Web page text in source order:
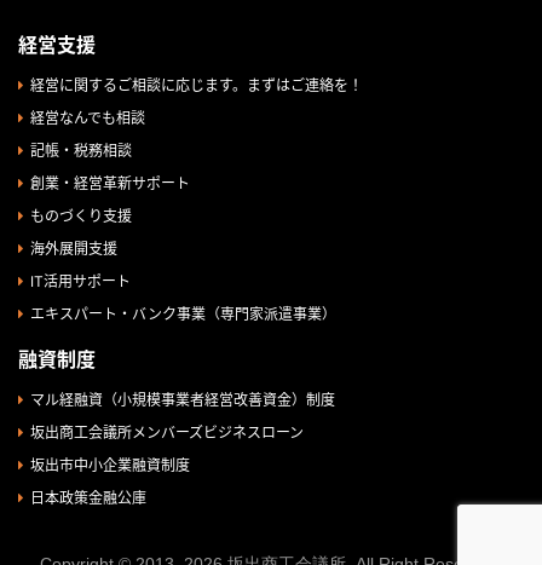
経営支援
経営に関するご相談に応じます。まずはご連絡を！
経営なんでも相談
記帳・税務相談
創業・経営革新サポート
ものづくり支援
海外展開支援
IT活用サポート
エキスパート・バンク事業（専門家派遣事業）
融資制度
マル経融資（小規模事業者経営改善資金）制度
坂出商工会議所メンバーズビジネスローン
坂出市中小企業融資制度
日本政策金融公庫